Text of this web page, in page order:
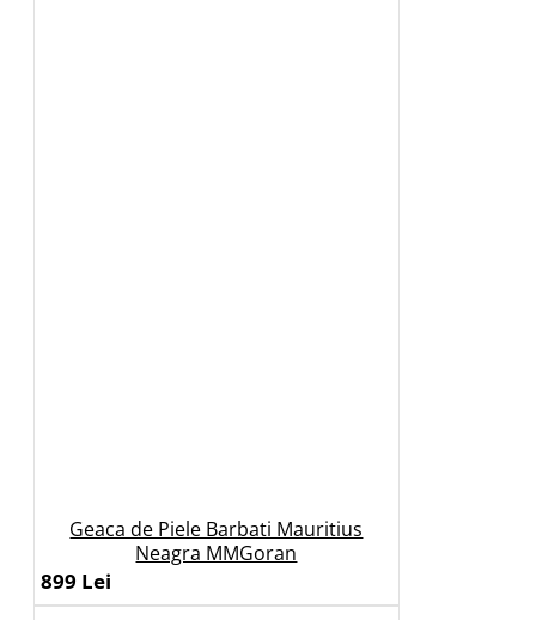
Geaca de Piele Barbati Mauritius
Neagra MMGoran
899 Lei